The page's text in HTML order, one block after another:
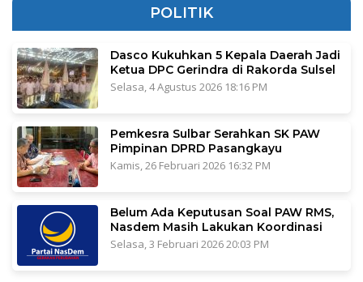
POLITIK
Dasco Kukuhkan 5 Kepala Daerah Jadi
Ketua DPC Gerindra di Rakorda Sulsel
Selasa, 4 Agustus 2026 18:16 PM
Pemkesra Sulbar Serahkan SK PAW
Pimpinan DPRD Pasangkayu
Kamis, 26 Februari 2026 16:32 PM
Belum Ada Keputusan Soal PAW RMS,
Nasdem Masih Lakukan Koordinasi
Selasa, 3 Februari 2026 20:03 PM